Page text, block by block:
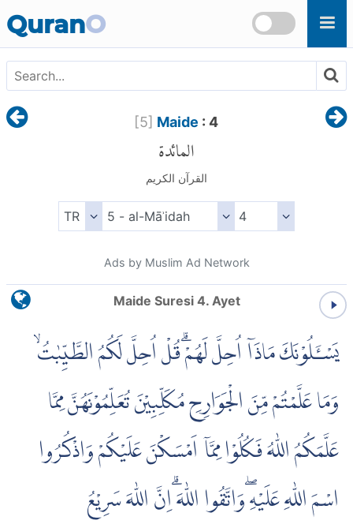
QuranO
[5] Maide : 4
المائدة
القرآن الكريم
Ads by Muslim Ad Network
Maide Suresi 4. Ayet
يَسْـَٔلُوْنَكَ مَاذَآ اُحِلَّ لَهُمْۗ قُلْ اُحِلَّ لَكُمُ الطَّيِّبٰتُۙ
وَمَا عَلَّمْتُمْ مِّنَ الْجَوَارِحِ مُكَلِّبِيْنَ تُعَلِّمُوْنَهُنَّ مِمَّا
عَلَّمَكُمُ اللّٰهُ فَكُلُوْا مِمَّآ اَمْسَكْنَ عَلَيْكُمْ وَاذْكُرُوا
اسْمَ اللّٰهِ عَلَيْهِ ۖوَاتَّقُوا اللّٰهَ ۗاِنَّ اللّٰهَ سَرِيْعُ